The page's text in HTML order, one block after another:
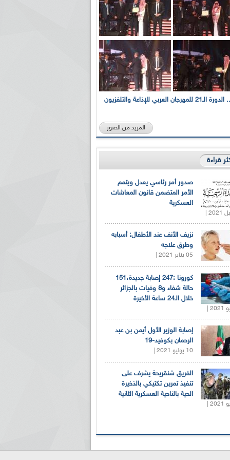
بالصور... الدورة الـ21 للمهرجان العربي للإذاعة والتلفزيون
المزيد من الصور
قراءة
صدور أمر رئاسي يعدل ويتمم
الأمر المتضمن قانون المعاشات
العسكرية
نزيف الأنف عند الأطفال: أسبابه
وطرق علاجه
05 يناير 2021 |
كورونا :247 إصابة جديدة،151
حالة شفاء و8 وفيات بالجزائر
خلال الـ24 ساعة الأخيرة
إصابة الوزير الأول أيمن بن عبد
الرحمان بكوفيد-19
10 يوليو 2021 |
الفريق شنقريحة يشرف على
تنفيذ تمرين تكتيكي بالذخيرة
الحية بالناحية العسكرية الثانية